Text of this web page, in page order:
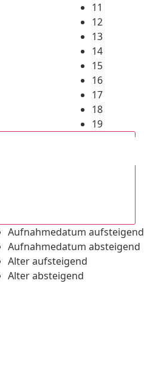
11
12
13
14
15
16
17
18
19
Aufnahmedatum aufsteigend
Aufnahmedatum absteigend
Alter aufsteigend
Alter absteigend